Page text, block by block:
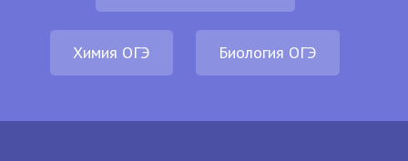
Химия ОГЭ Биология ОГЭ